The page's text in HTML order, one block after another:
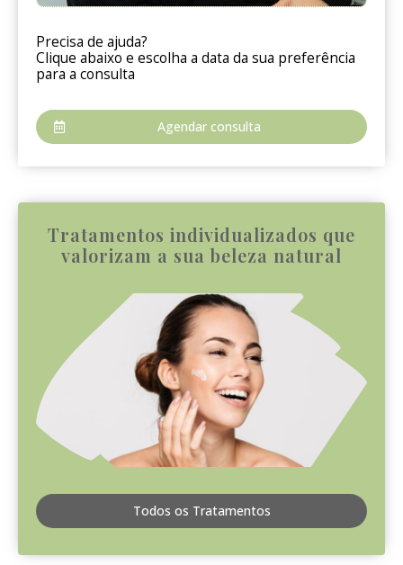
Precisa de ajuda?
Clique abaixo e escolha a data da sua preferência
para a consulta
Agendar consulta
Tratamentos individualizados que
valorizam a sua beleza natural
Todos os Tratamentos